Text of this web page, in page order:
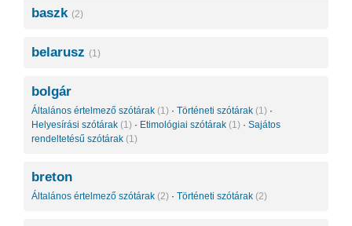
baszk (2)
belarusz (1)
bolgár
Általános értelmező szótárak (1) · Történeti szótárak (1) ·
Helyesírási szótárak (1) · Etimológiai szótárak (1) · Sajátos
rendeltetésű szótárak (1)
breton
Általános értelmező szótárak (2) · Történeti szótárak (2)